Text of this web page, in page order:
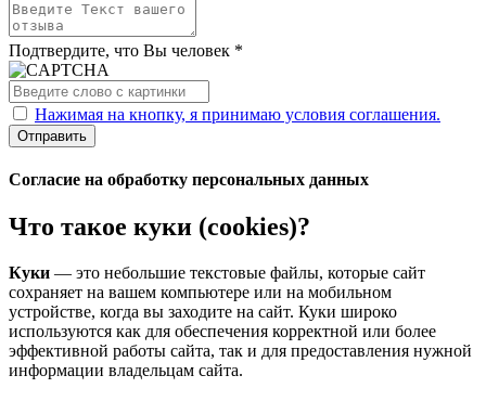
Подтвердите, что Вы человек *
Нажимая на кнопку, я принимаю условия соглашения.
Отправить
Согласие на обработку персональных данных
Что такое куки (cookies)?
Куки — это небольшие текстовые файлы, которые сайт
сохраняет на вашем компьютере или на мобильном
устройстве, когда вы заходите на сайт. Куки широко
используются как для обеспечения корректной или более
эффективной работы сайта, так и для предоставления нужной
информации владельцам сайта.